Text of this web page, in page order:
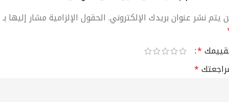
يتم نشر عنوان بريدك الإلكتروني. الحقول الإلزامية مشار إليها بـ
*
*